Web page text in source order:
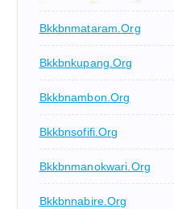
Bkkbnmataram.org
Bkkbnkupang.org
Bkkbnambon.org
Bkkbnsofifi.org
Bkkbnmanokwari.org
Bkkbnnabire.org